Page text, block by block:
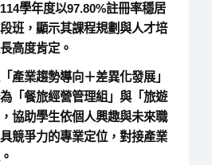
學年度以97.80%註冊率穩居
班，顯示其課程規劃與人才培
高度肯定。
產業趨勢導向＋差異化發展」
「餐旅經營管理組」與「旅遊
協助學生依個人興趣與未來職
競爭力的專業定位，對接產業